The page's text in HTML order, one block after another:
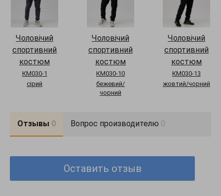
Чоловічий
спортивний
костюм
КМ030-1
сірий
Чоловічий
спортивний
костюм
КМ030-10
бежевий/
чорний
Чоловічий
спортивний
костюм
КМ030-13
жовтий/чорний
Отзывы 0 Вопрос производителю 0
Оставить отзыв